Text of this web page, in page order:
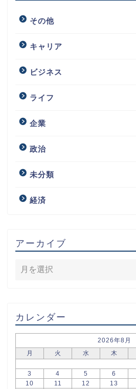
その他
キャリア
ビジネス
ライフ
企業
政治
未分類
経済
アーカイブ
カレンダー
2026年8月
月
火 水 木
3
4 5 6
10
11 12 13